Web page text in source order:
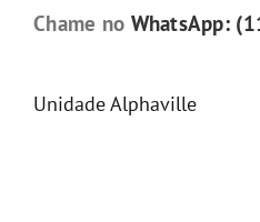
Chame no WhatsApp:
Unidade Alphaville